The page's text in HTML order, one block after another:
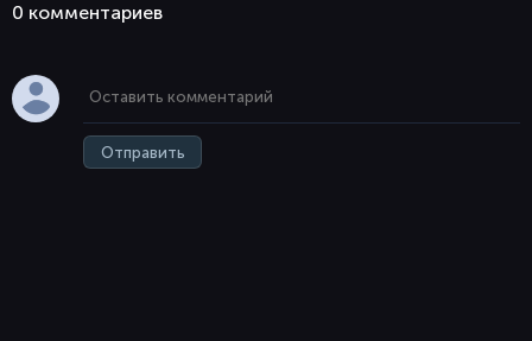
0 комментaриев
Отправить